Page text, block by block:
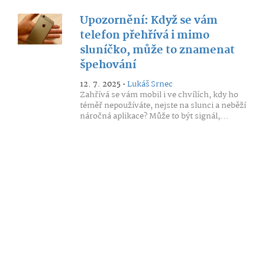
Upozornění: Když se vám
telefon přehřívá i mimo
sluníčko, může to znamenat
špehování
12. 7. 2025 •Lukáš Srnec
Zahřívá se vám mobil i ve chvílích, kdy ho
téměř nepoužíváte, nejste na slunci a neběží
náročná aplikace? Může to být signál,...